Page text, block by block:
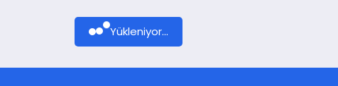
Yükleniyor...